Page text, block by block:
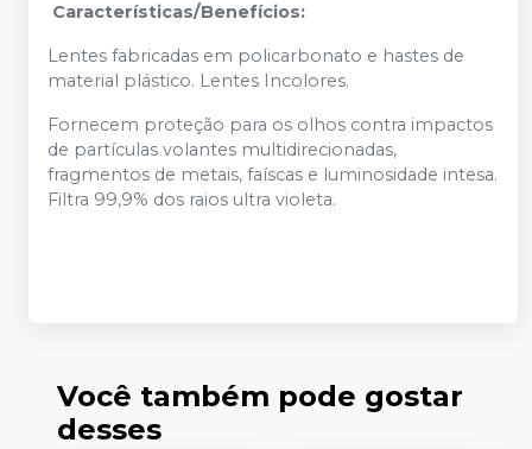
Características/Benefícios:
Lentes fabricadas em policarbonato e hastes de
material plástico. Lentes Incolores.
Fornecem proteção para os olhos contra impactos
de partículas volantes multidirecionadas,
fragmentos de metais, faíscas e luminosidade intesa.
Filtra 99,9% dos raios ultra violeta.
Você também pode gostar
desses